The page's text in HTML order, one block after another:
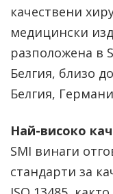
качествени
медицински
разположена в
Белгия, близо
Белгия,
Най-високо
SMI винаги
стандарти за